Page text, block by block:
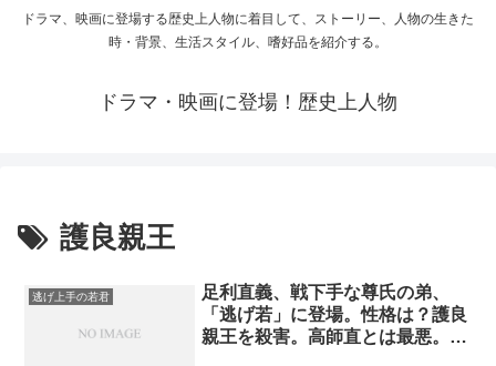
ドラマ、映画に登場する歴史上人物に着目して、ストーリー、人物の生きた
時・背景、生活スタイル、嗜好品を紹介する。
ドラマ・映画に登場！歴史上人物
護良親王
逃げ上手の若君
足利直義、戦下手な尊氏の弟、
「逃げ若」に登場。性格は？護良
親王を殺害。高師直とは最悪。政